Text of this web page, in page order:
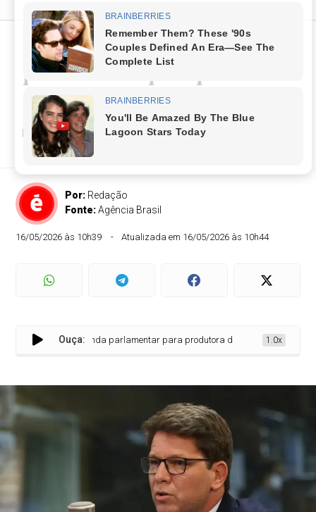
STF apura emenda
parlamentar para produtora
de filme sobre Bolsonaro
Repasses foram feitos por deputados do PL, entre
Por: Redação
Fonte:Agência Brasil
16/05/2026 às 10h39 Atualizada em 16/05/2026 às 10h44
Ouça:
STF apura emenda parlamentar para produtora de filme sobre Bolsonaro
1.0x